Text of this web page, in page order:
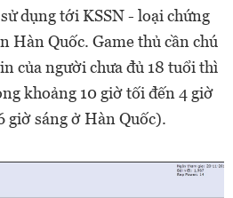
dụng tới KSSN - loại chứng
Hàn Quốc. Game thủ cần chú
của người chưa đủ 18 tuổi thì
khoảng 10 giờ tối đến 4 giờ
giờ sáng ở Hàn Quốc).